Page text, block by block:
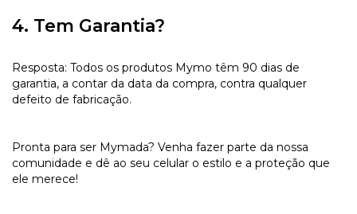
4. Tem Garantia?
Resposta: Todos os produtos Mymo têm 90 dias de
garantia, a contar da data da compra, contra qualquer
defeito de fabricação.
Pronta para ser Mymada? Venha fazer parte da nossa
comunidade e dê ao seu celular o estilo e a proteção que
ele merece!